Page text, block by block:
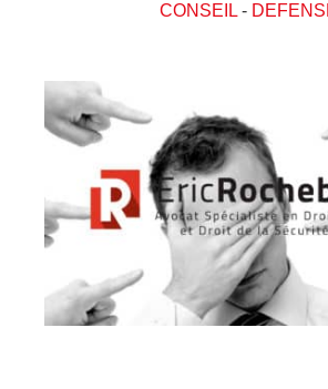
CONSEIL-